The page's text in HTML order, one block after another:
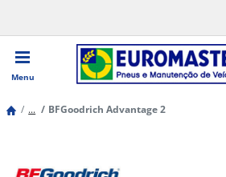
Menu
... BFGoodrich Advantage 2